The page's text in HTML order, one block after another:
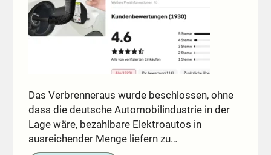
Das Verbrenneraus wurde beschlossen, ohne
dass die deutsche Automobilindustrie in der
Lage wäre, bezahlbare Elektroautos in
ausreichender Menge liefern zu…